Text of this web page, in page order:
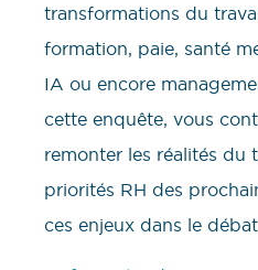
transformations du
formation, paie, santé
IA ou encore
cette enquête, vous
remonter les réalités du
priorités RH des
ces enjeux dans le